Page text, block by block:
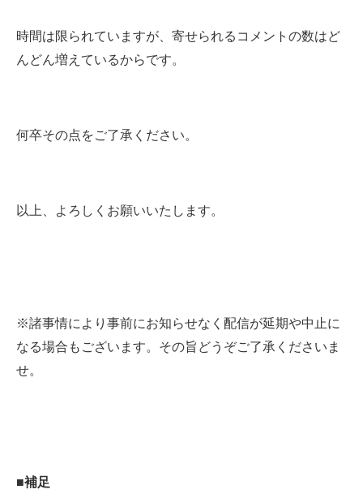
時間は限られていますが、寄せられるコメントの数はど
んどん増えているからです。
何卒その点をご了承ください。
以上、よろしくお願いいたします。
※諸事情により事前にお知らせなく配信が延期や中止に
なる場合もございます。その旨どうぞご了承くださいま
せ。
■補足